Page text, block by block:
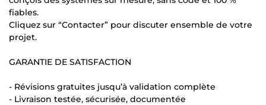
fiables.
Cliquez sur “Contacter” pour discuter ensemble de votre
projet.
GARANTIE DE SATISFACTION
- Révisions gratuites jusqu’à validation complète
- Livraison testée, sécurisée, documentée